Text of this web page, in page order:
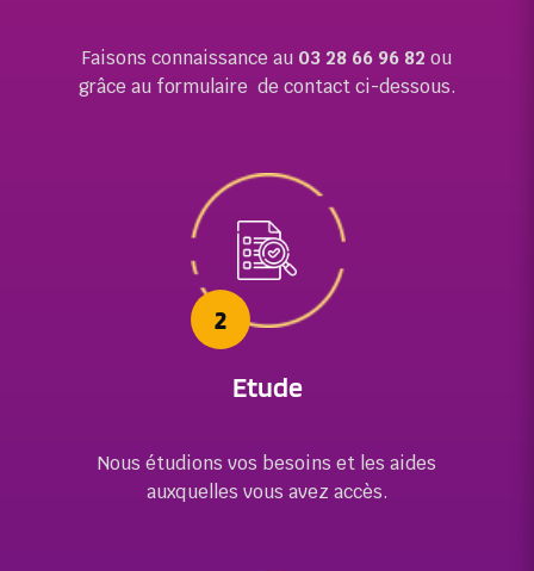
Faisons connaissance au 03 28 66 96 82 ou
grâce au formulaire de contact ci-dessous.
2
Etude
Nous étudions vos besoins et les aides
auxquelles vous avez accès.